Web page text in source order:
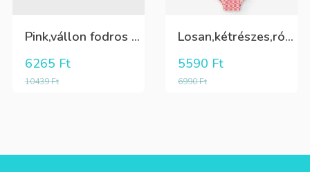
Pink,vállon fodros csini lány kötött póló
10439Ft
6265 Ft
Losan,kétrészes,rózsaszín,sárga,krém színű fürdőruha
6990Ft
5590 Ft